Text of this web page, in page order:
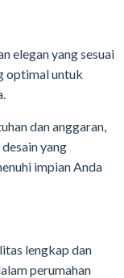
elegan yang sesuai
optimal untuk
dan anggaran,
yang
impian Anda
lengkap dan
perumahan